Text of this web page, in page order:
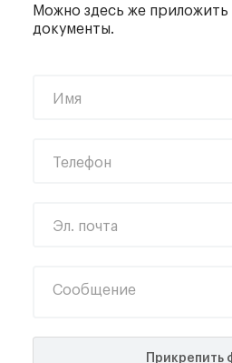
Можно здесь же
документы.
Имя
Телефон
Эл. почта
Сообщение
Прикрепить